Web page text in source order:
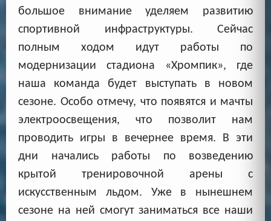
большое внимание уделяем развитию
спортивной инфраструктуры. Сейчас
полным ходом идут работы по
модернизации стадиона «Хромпик», где
наша команда будет выступать в новом
сезоне. Особо отмечу, что появятся и мачты
электроосвещения, что позволит нам
проводить игры в вечернее время. В эти
дни начались работы по возведению
крытой тренировочной арены с
искусственным льдом. Уже в нынешнем
сезоне на ней смогут заниматься все наши